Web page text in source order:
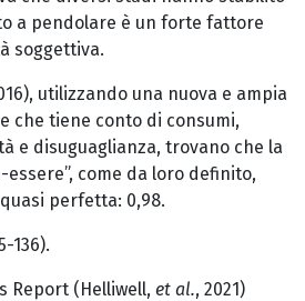
a pendolare è un forte fattore
soggettiva.
utilizzando una nuova e ampia
che tiene conto di consumi,
e disuguaglianza, trovano che la
come da loro definito,
perfetta: 0,98.
136).
Report (Helliwell, et al., 2021)